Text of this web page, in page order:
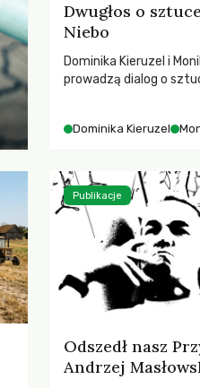
Dwugłos o
Niebo
Dominika Kieruzel i
prowadzą dialog o
wrażliwość,
Dominika Kieruzel
Odszedł nasz
Andrzej
Publikacje